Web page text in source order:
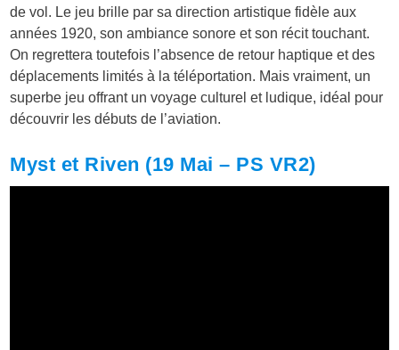
de vol. Le jeu brille par sa direction artistique fidèle aux
années 1920, son ambiance sonore et son récit touchant.
On regrettera toutefois l’absence de retour haptique et des
déplacements limités à la téléportation. Mais vraiment, un
superbe jeu offrant un voyage culturel et ludique, idéal pour
découvrir les débuts de l’aviation.
Myst et Riven (19 Mai – PS VR2)